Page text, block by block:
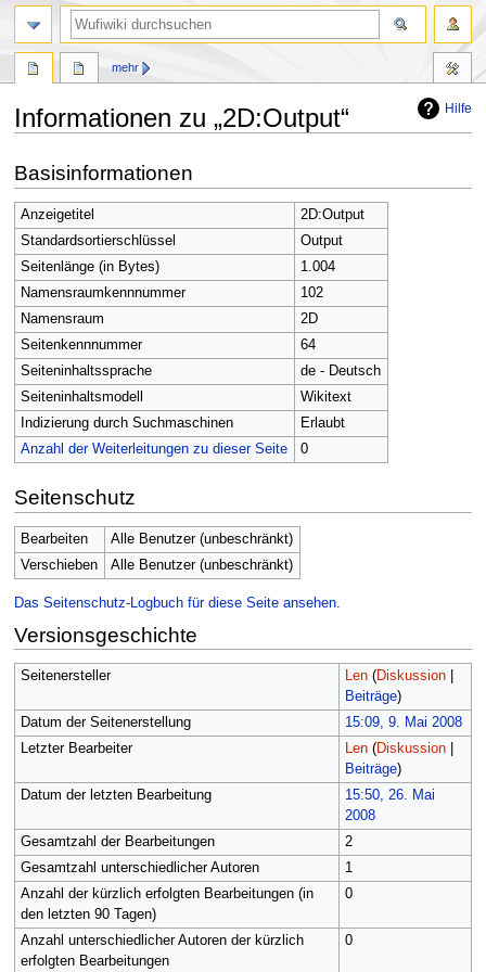
Hilfe
Informationen zu „2D:Output“
Navigation
springen
Suche
springen
Basisinformationen
Anzeigetitel
2D:Output
Standardsortierschlüssel
Output
Seitenlänge (in Bytes)
1.004
Namensraumkennnummer
102
Namensraum
2D
Seitenkennnummer
64
Seiteninhaltssprache
de - Deutsch
Seiteninhaltsmodell
Wikitext
Indizierung durch Suchmaschinen
Erlaubt
Anzahl der Weiterleitungen zu dieser Seite
0
Seitenschutz
Bearbeiten
Alle Benutzer (unbeschränkt)
Verschieben
Alle Benutzer (unbeschränkt)
Das Seitenschutz-Logbuch für diese Seite ansehen.
Versionsgeschichte
Seitenersteller Len (Diskussion|
Beiträge)
Datum der Seitenerstellung
15:09, 9. Mai 2008
Letzter Bearbeiter
Len (Diskussion|
Beiträge)
Datum der letzten Bearbeitung
15:50, 26. Mai
2008
Gesamtzahl der Bearbeitungen
2
Gesamtzahl unterschiedlicher Autoren
1
Anzahl der kürzlich erfolgten Bearbeitungen (in
den letzten 90 Tagen)
0
Anzahl unterschiedlicher Autoren der kürzlich
erfolgten Bearbeitungen
0
mehr
Suche